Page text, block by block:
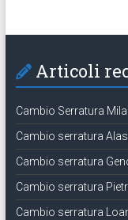
Articoli
Cambio Serratura
Cambio serratura
Cambio serratura
Cambio serratura
Cambio serratura